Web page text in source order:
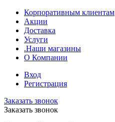
Корпоративным клиентам
Акции
Доставка
Услуги
.Наши магазины
О Компании
Вход
Регистрация
Заказать звонок
Заказать звонок